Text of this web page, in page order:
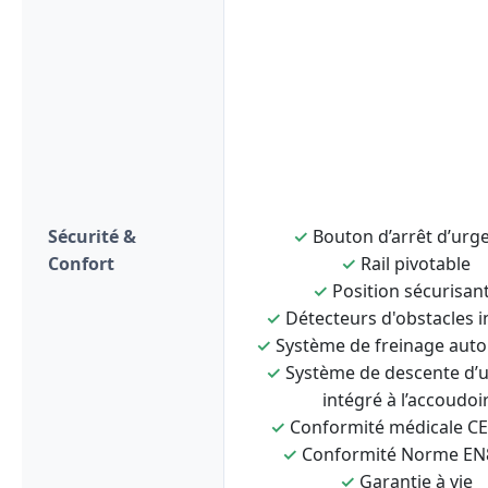
Sécurité &
Confort
✓ Bouton d’arrêt
✓ Rail pivotable
✓ Position
✓ Détecteurs d'obstacles
✓ Système de freinage
✓ Système de descente
intégré à
✓ Conformité médicale
✓ Conformité Norme
✓ Garantie à vie